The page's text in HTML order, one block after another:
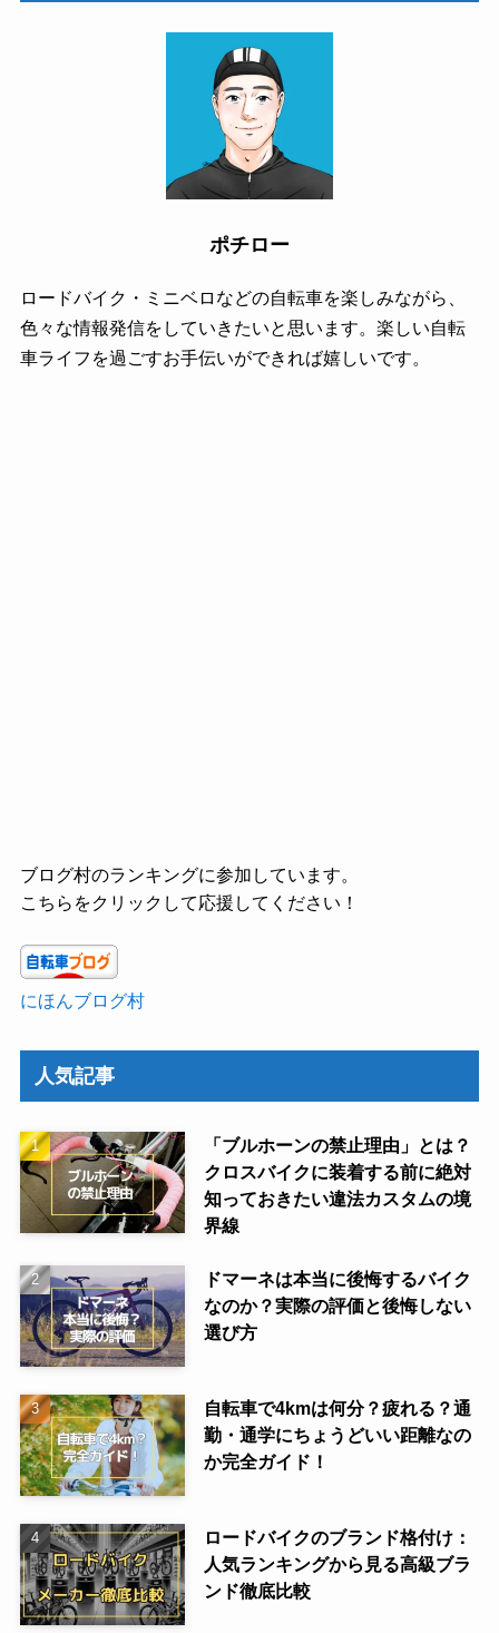
ポチロー
ロードバイク・ミニベロなどの自転車を楽しみながら、
色々な情報発信をしていきたいと思います。楽しい自転
車ライフを過ごすお手伝いができれば嬉しいです。
ブログ村のランキングに参加しています。
こちらをクリックして応援してください！
にほんブログ村
人気記事
「ブルホーンの禁止理由」とは？
クロスバイクに装着する前に絶対
知っておきたい違法カスタムの境
界線
ドマーネは本当に後悔するバイク
なのか？実際の評価と後悔しない
選び方
自転車で4kmは何分？疲れる？通
勤・通学にちょうどいい距離なの
か完全ガイド！
ロードバイクのブランド格付け：
人気ランキングから見る高級ブラ
ンド徹底比較